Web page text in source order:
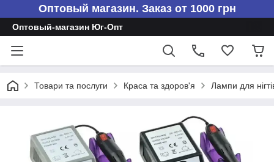
Оптовый магазин. Заказ от 1000 грн
Оптовый-магазин Юг-Опт
Товари та послуги Краса та здоров'я Лампи для